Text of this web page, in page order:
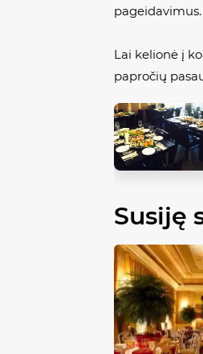
pageidavimus.
Lai kelionė į
papročių
Susiję